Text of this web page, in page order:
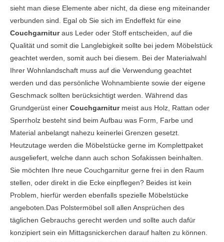
sieht man diese Elemente aber nicht, da diese eng miteinander
verbunden sind. Egal ob Sie sich im Endeffekt für eine
Couchgarnituraus Leder oder Stoff entscheiden, auf die
Qualität und somit die Langlebigkeit sollte bei jedem Möbelstück
geachtet werden, somit auch bei diesem. Bei der Materialwahl
Ihrer Wohnlandschaft muss auf die Verwendung geachtet
werden und das persönliche Wohnambiente sowie der eigene
Geschmack sollten berücksichtigt werden. Während das
Grundgerüst einer Couchgarniturmeist aus Holz, Rattan oder
Sperrholz besteht sind beim Aufbau was Form, Farbe und
Material anbelangt nahezu keinerlei Grenzen gesetzt.
Heutzutage werden die Möbelstücke gerne im Komplettpaket
ausgeliefert, welche dann auch schon Sofakissen beinhalten.
Sie möchten Ihre neue Couchgarnitur gerne frei in den Raum
stellen, oder direkt in die Ecke einpflegen? Beides ist kein
Problem, hierfür werden ebenfalls spezielle Möbelstücke
angeboten.Das Polstermöbel soll allen Ansprüchen des
täglichen Gebrauchs gerecht werden und sollte auch dafür
konzipiert sein ein Mittagsnickerchen darauf halten zu können.